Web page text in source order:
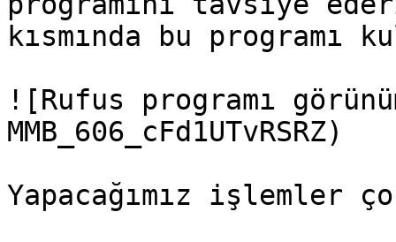
kısmında bu programı
![Rufus programı
MMB_606_cFd1UTvRSRZ)
Yapacağımız işlemler